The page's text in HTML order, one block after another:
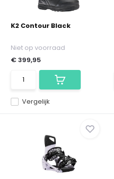
K2 Contour Black
Vergelijk
Niet op voorraad
€ 399,95